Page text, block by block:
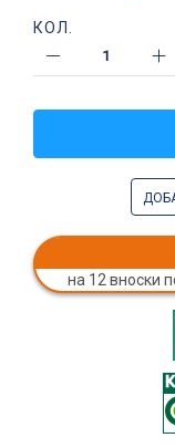
КОЛ.
на 12 вноски